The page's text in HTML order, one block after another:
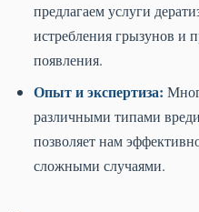
предлагаем услуги
истребления грызунов и
появления.
Опыт и экспертиза:
различными типами
позволяет нам
сложными случаями.